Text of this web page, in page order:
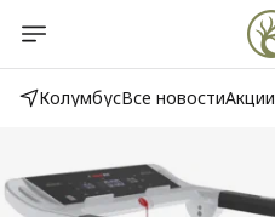
КолумбусВсе новостиАкции